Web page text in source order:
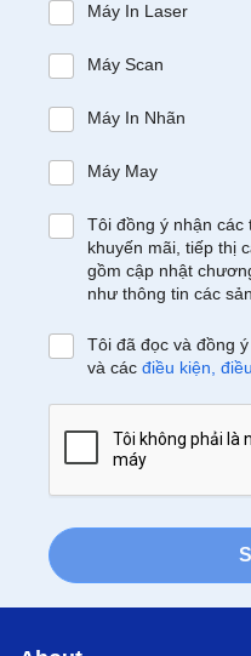
Máy In Laser
Máy Scan
Máy In Nhãn
Máy May
Tôi đồng ý nhận
khuyến mãi, tiếp thị
gồm cập nhật
như thông tin các
Tôi đã đọc và đồng
và các điều kiện,